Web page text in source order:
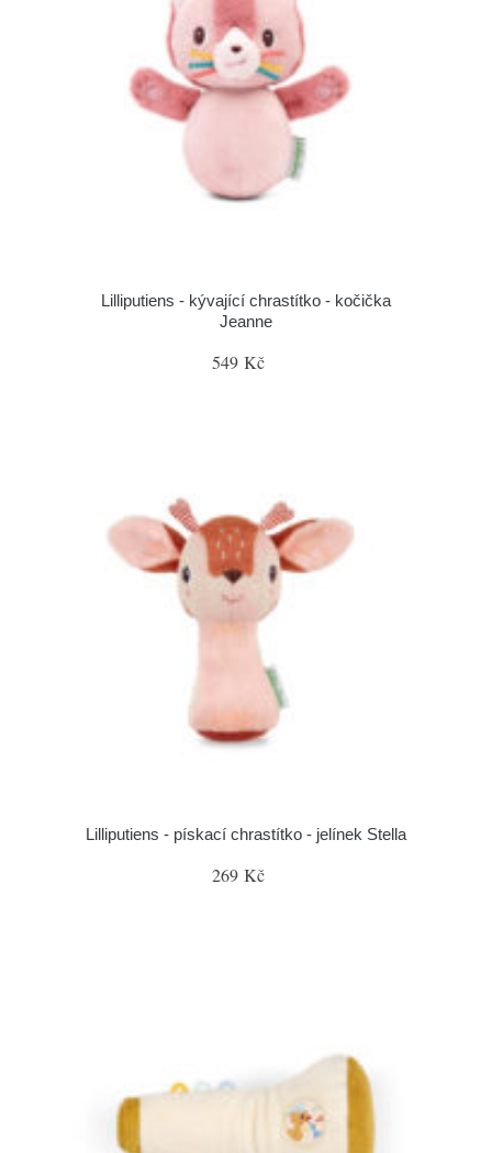
Lilliputiens - kývající chrastítko - kočička
Jeanne
549 Kč
Lilliputiens - pískací chrastítko - jelínek Stella
269 Kč